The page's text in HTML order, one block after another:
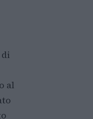
al